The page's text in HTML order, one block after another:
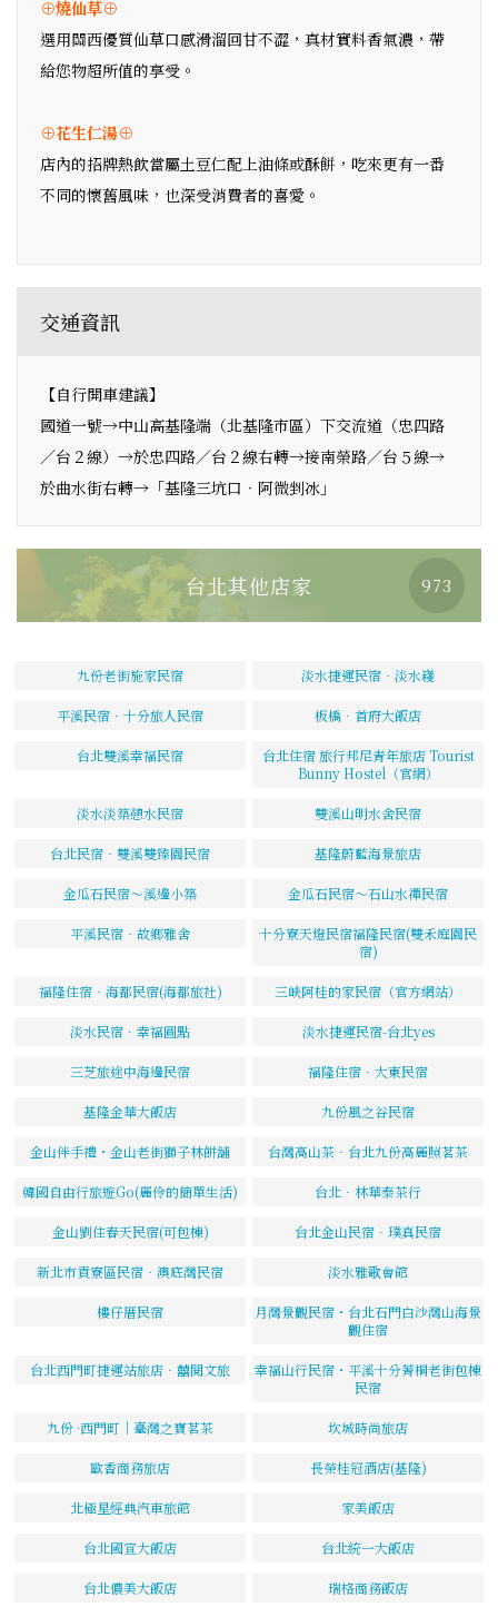
⊕燒仙草⊕
選用關西優質仙草口感滑溜回甘不澀，真材實料香氣濃，帶
給您物超所值的享受。
⊕花生仁湯⊕
店內的招牌熱飲當屬土豆仁配上油條或酥餅，吃來更有一番
不同的懷舊風味，也深受消費者的喜愛。
交通資訊
【自行開車建議】
國道一號→中山高基隆端（北基隆市區）下交流道（忠四路
／台２線）→於忠四路／台２線右轉→接南榮路／台５線→
於曲水街右轉→「基隆三坑口‧阿微剉冰」
台北其他店家 973
九份老街施家民宿 淡水捷運民宿‧淡水嶘
平溪民宿．十分旅人民宿 板橋．首府大飯店
台北雙溪幸福民宿
台北住宿 旅行邦尼青年旅店 Tourist
Bunny Hostel（官網）
淡水淡築憩水民宿 雙溪山明水舍民宿
台北民宿‧雙溪雙臻園民宿 基隆蔚藍海景旅店
金瓜石民宿～溪邊小築 金瓜石民宿～石山水禪民宿
平溪民宿‧故鄉雅舍
十分寮天燈民宿福隆民宿(雙禾庭園民
宿)
福隆住宿‧海都民宿(海都旅社) 三峽阿桂的家民宿（官方網站）
淡水民宿．幸福圓點 淡水捷運民宿-台北yes
三芝旅途中海邊民宿 福隆住宿．大東民宿
基隆金華大飯店 九份風之谷民宿
金山伴手禮・金山老街獅子林餅舖 台灣高山茶‧台北九份高麗照茗茶
韓國自由行旅遊Go(麗伶的簡單生活) 台北．林華泰茶行
金山劉住春天民宿(可包棟) 台北金山民宿．璞真民宿
新北市貢寮區民宿‧澳底灣民宿 淡水雅歌會館
樓仔厝民宿
月灣景觀民宿・台北石門白沙灣山海景
觀住宿
台北西門町捷運站旅店‧囍閱文旅
幸福山行民宿・平溪十分菁桐老街包棟
民宿
九份 ·西門町｜臺灣之寶茗茶 坎城時尚旅店
歐香商務旅店 長榮桂冠酒店(基隆)
北極星經典汽車旅館 家美飯店
台北國宣大飯店 台北統一大飯店
台北儂美大飯店 瑞格商務飯店